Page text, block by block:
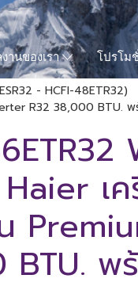
านของเรา โปรโม
- HCFI-48ETR32)
R32 38,000 BTU.
Haier เ
BTU. พ